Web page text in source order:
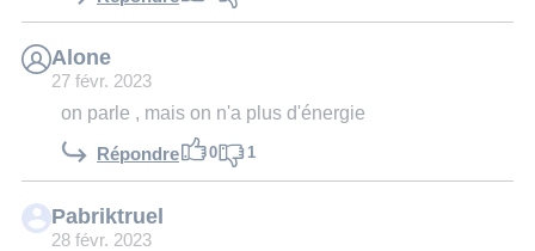
Alone
27 févr. 2023
on parle , mais on n'a plus d'énergie
Répondre 0 1
Pabriktruel
28 févr. 2023